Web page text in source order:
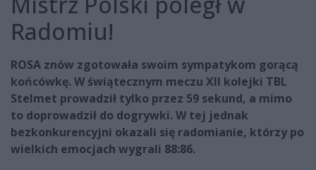
Radomiu!
ROSA znów zgotowała swoim sympatykom gorącą
końcówkę. W świątecznym meczu XII kolejki TBL
Stelmet prowadził tylko przez 59 sekund, a mimo
to doprowadził do dogrywki. W tej jednak
bezkonkurencyjni okazali się radomianie, którzy po
wielkich emocjach wygrali 88:86.